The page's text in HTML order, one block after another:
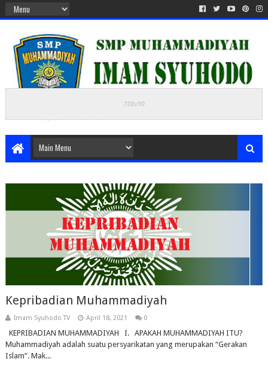
Kepribadian Muhammadiyah
Imam Syuhodo TV April 18, 2021 0
KEPRIBADIAN MUHAMMADIYAH I. APAKAH MUHAMMADIYAH ITU?
Muhammadiyah adalah suatu persyarikatan yang merupakan “Gerakan
Islam”. Mak...